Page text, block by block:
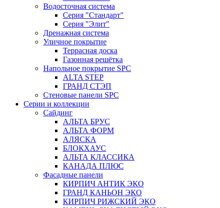
Водосточная система
Серия "Стандарт"
Серия "Элит"
Дренажная система
Уличное покрытие
Террасная доска
Газонная решётка
Напольное покрытие SPC
ALTA STEP
ГРАНД СТЭП
Стеновые панели SPC
Серии и коллекции
Сайдинг
АЛЬТА БРУС
АЛЬТА ФОРМ
АЛЯСКА
БЛОКХАУС
АЛЬТА КЛАССИКА
КАНАДА ПЛЮС
Фасадные панели
КИРПИЧ АНТИК ЭКО
ГРАНД КАНЬОН ЭКО
КИРПИЧ РИЖСКИЙ ЭКО